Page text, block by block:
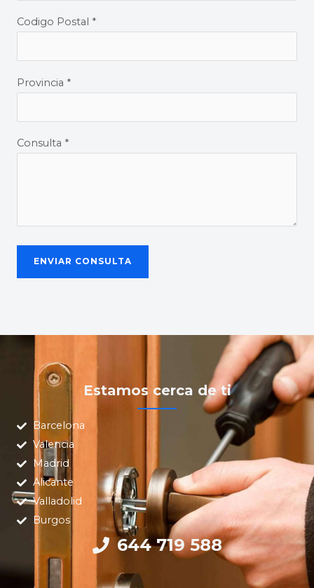
Codigo Postal *
Provincia *
Consulta *
Estamos cerca de ti
Barcelona
Valencia
Madrid
Alicante
Valladolid
Burgos
644 719 588